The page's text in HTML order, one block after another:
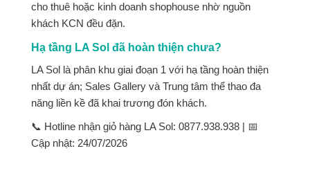
cho thuê hoặc kinh doanh shophouse nhờ nguồn
khách KCN đều đặn.
Hạ tầng LA Sol đã hoàn thiện chưa?
LA Sol là phân khu giai đoạn 1 với hạ tầng hoàn thiện
nhất dự án; Sales Gallery và Trung tâm thể thao đa
năng liền kề đã khai trương đón khách.
📞 Hotline nhận giỏ hàng LA Sol: 0877.938.938 | 📅
Cập nhật: 24/07/2026